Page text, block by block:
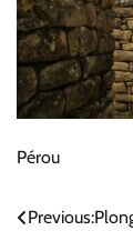
Pérou
Previous: